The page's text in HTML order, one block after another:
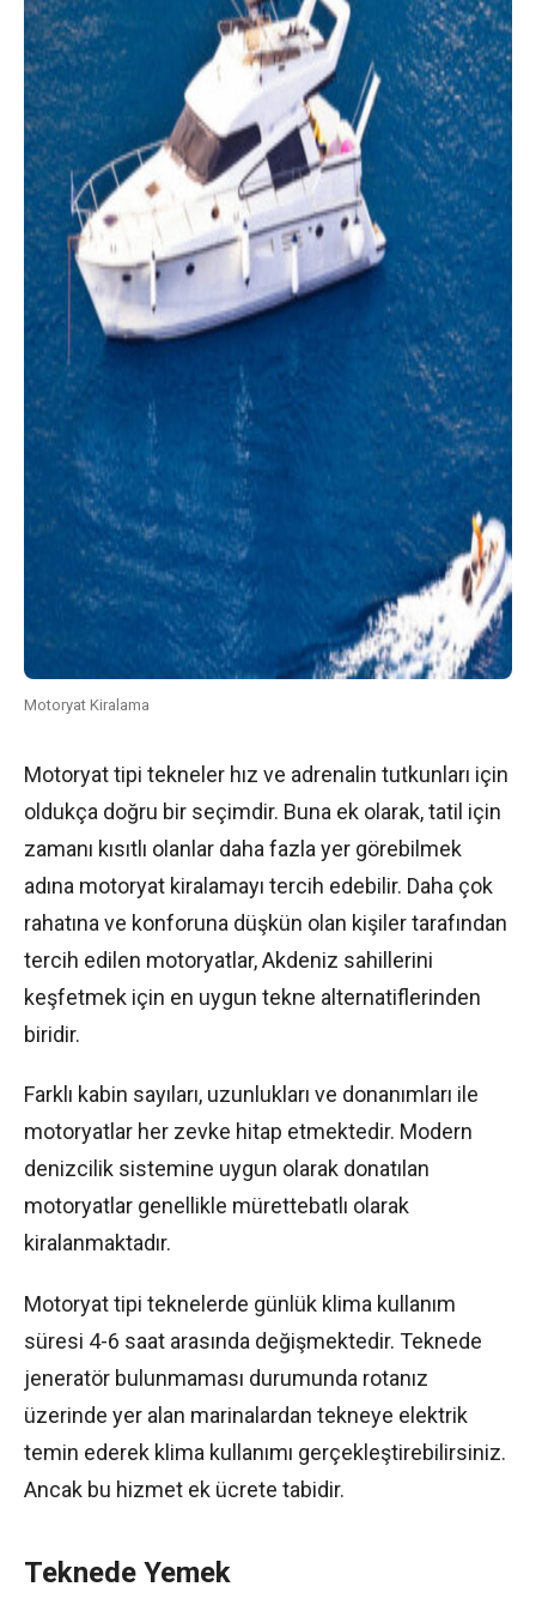
Motoryat Kiralama
Motoryat tipi tekneler hız ve adrenalin tutkunları için
oldukça doğru bir seçimdir. Buna ek olarak, tatil için
zamanı kısıtlı olanlar daha fazla yer görebilmek
adına motoryat kiralamayı tercih edebilir. Daha çok
rahatına ve konforuna düşkün olan kişiler tarafından
tercih edilen motoryatlar, Akdeniz sahillerini
keşfetmek için en uygun tekne alternatiflerinden
biridir.
Farklı kabin sayıları, uzunlukları ve donanımları ile
motoryatlar her zevke hitap etmektedir. Modern
denizcilik sistemine uygun olarak donatılan
motoryatlar genellikle mürettebatlı olarak
kiralanmaktadır.
Motoryat tipi teknelerde günlük klima kullanım
süresi 4-6 saat arasında değişmektedir. Teknede
jeneratör bulunmaması durumunda rotanız
üzerinde yer alan marinalardan tekneye elektrik
temin ederek klima kullanımı gerçekleştirebilirsiniz.
Ancak bu hizmet ek ücrete tabidir.
Teknede Yemek